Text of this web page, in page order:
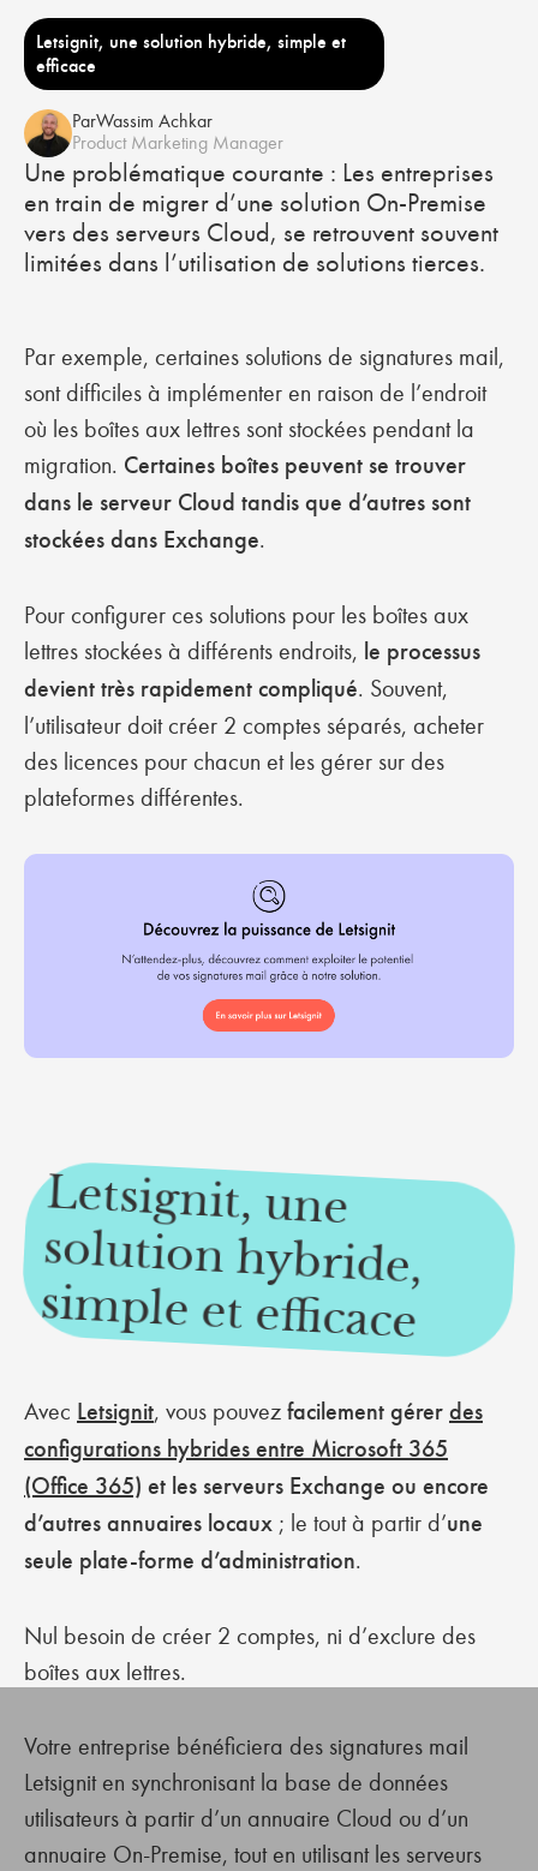
Letsignit, une solution hybride, simple et
efficace
ParWassim Achkar
Product Marketing Manager
Une problématique courante : Les entreprises
en train de migrer d’une solution On-Premise
vers des serveurs Cloud, se retrouvent souvent
limitées dans l’utilisation de solutions tierces.
Par exemple, certaines solutions de signatures mail,
sont difficiles à implémenter en raison de l’endroit
où les boîtes aux lettres sont stockées pendant la
migration. Certaines boîtes peuvent se trouver
dans le serveur Cloud tandis que d’autres sont
stockées dans Exchange.
Pour configurer ces solutions pour les boîtes aux
lettres stockées à différents endroits, le processus
devient très rapidement compliqué. Souvent,
l’utilisateur doit créer 2 comptes séparés, acheter
des licences pour chacun et les gérer sur des
plateformes différentes.
Letsignit, une
solution hybride,
sim
ple et efficace
Avec Letsignit, vous pouvez facilement gérer des
configurations hybrides entre Microsoft 365
(Office 365) et les serveurs Exchange ou encore
d’autres annuaires locaux ; le tout à partir d’une
seule plate-forme d’administration.
Nul besoin de créer 2 comptes, ni d’exclure des
boîtes aux lettres.
Votre entreprise bénéficiera des signatures mail
Letsignit en synchronisant la base de données
utilisateurs à partir d’un annuaire Cloud ou d’un
annuaire On-Premise, tout en utilisant les serveurs